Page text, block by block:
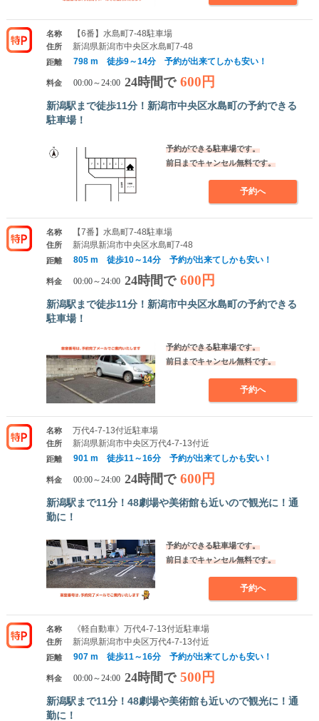
名称 【6番】水島町7-48駐車場
住所 新潟県新潟市中央区水島町7-48
距離 798 m 徒歩9～14分 予約が出来てしかも安い！
料金 00:00～24:00 24時間で 600円
新潟駅まで徒歩11分！新潟市中央区水島町の予約できる
駐車場！
予約ができる駐車場です。
前日までキャンセル無料です。
予約へ
名称 【7番】水島町7-48駐車場
住所 新潟県新潟市中央区水島町7-48
距離 805 m 徒歩10～14分 予約が出来てしかも安い！
料金 00:00～24:00 24時間で 600円
新潟駅まで徒歩11分！新潟市中央区水島町の予約できる
駐車場！
予約ができる駐車場です。
前日までキャンセル無料です。
予約へ
名称 万代4-7-13付近駐車場
住所 新潟県新潟市中央区万代4-7-13付近
距離 901 m 徒歩11～16分 予約が出来てしかも安い！
料金 00:00～24:00 24時間で 600円
新潟駅まで11分！48劇場や美術館も近いので観光に！通
勤に！
予約ができる駐車場です。
前日までキャンセル無料です。
予約へ
名称 《軽自動車》万代4-7-13付近駐車場
住所 新潟県新潟市中央区万代4-7-13付近
距離 907 m 徒歩11～16分 予約が出来てしかも安い！
料金 00:00～24:00 24時間で 500円
新潟駅まで11分！48劇場や美術館も近いので観光に！通
勤に！